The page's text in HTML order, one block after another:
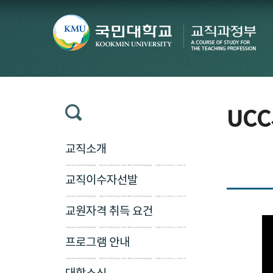
교직소개
교직이수자선발
교원자격 취득 요건
프로그램 안내